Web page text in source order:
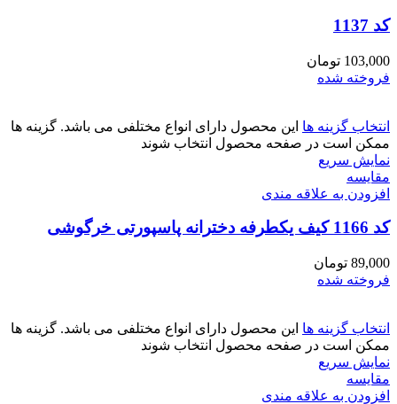
کد 1137
103,000 تومان
فروخته شده
انتخاب گزینه ها این محصول دارای انواع مختلفی می باشد. گزینه ها
ممکن است در صفحه محصول انتخاب شوند
نمایش سریع
مقايسه
افزودن به علاقه مندی
کد 1166 کیف یکطرفه دخترانه پاسپورتی خرگوشی
89,000 تومان
فروخته شده
انتخاب گزینه ها این محصول دارای انواع مختلفی می باشد. گزینه ها
ممکن است در صفحه محصول انتخاب شوند
نمایش سریع
مقايسه
افزودن به علاقه مندی